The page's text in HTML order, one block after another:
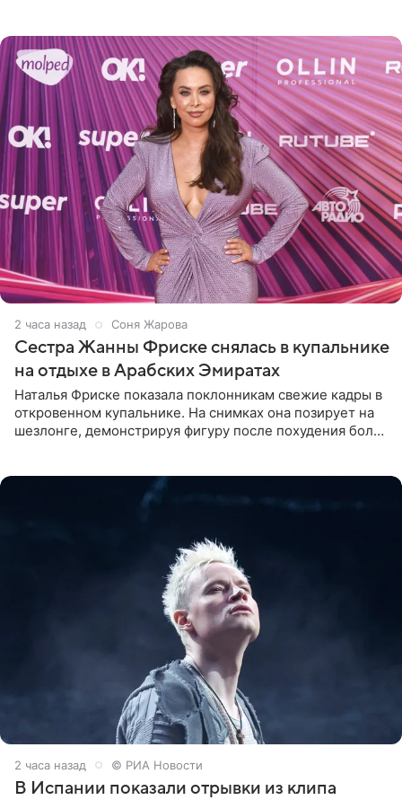
2 часа назад Соня Жарова
Сестра Жанны Фриске снялась в купальнике
на отдыхе в Арабских Эмиратах
Наталья Фриске показала поклонникам свежие кадры в
откровенном купальнике. На снимках она позирует на
шезлонге, демонстрируя фигуру после похудения более
2 часа назад © РИА Новости
В Испании показали отрывки из клипа